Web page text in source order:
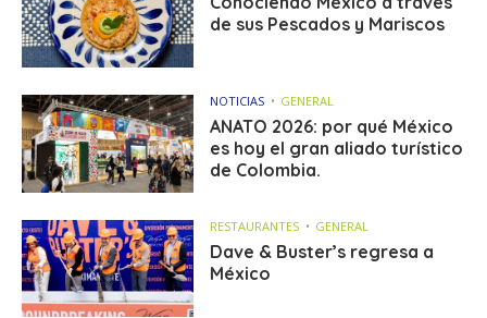
de sus Pescados y Mariscos
NOTICIAS GENERAL
ANATO 2026: por qué México
es hoy el gran aliado turístico
de Colombia.
RESTAURANTES GENERAL
Dave & Buster’s regresa a
México